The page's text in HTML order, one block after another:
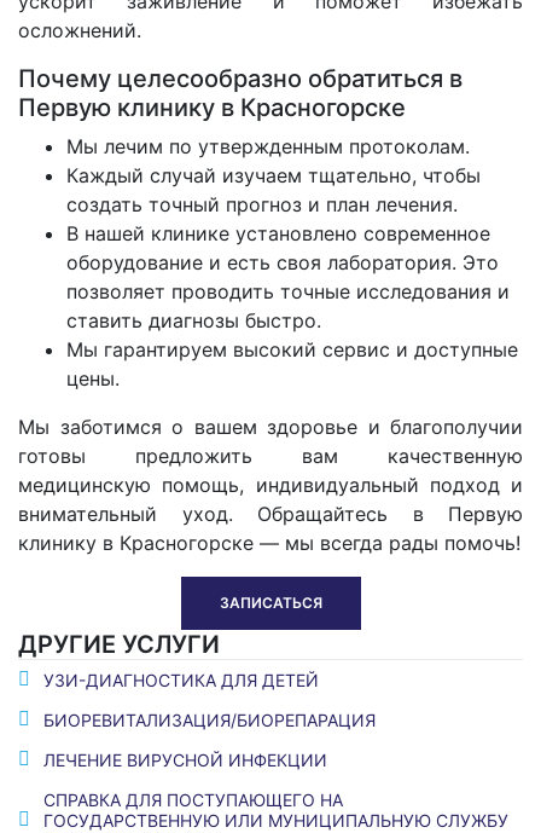
осложнений.
Почему целесообразно обратиться в
Первую клинику в Красногорске
Мы лечим по утвержденным протоколам.
Каждый случай изучаем тщательно, чтобы
создать точный прогноз и план лечения.
В нашей клинике установлено современное
оборудование и есть своя лаборатория. Это
позволяет проводить точные исследования и
ставить диагнозы быстро.
Мы гарантируем высокий сервис и доступные
цены.
Мы заботимся о вашем здоровье и благополучии
готовы предложить вам качественную
медицинскую помощь, индивидуальный подход и
внимательный уход. Обращайтесь в Первую
клинику в Красногорске — мы всегда рады помочь!
ЗАПИСАТЬСЯ
ДРУГИЕ УСЛУГИ
УЗИ-ДИАГНОСТИКА ДЛЯ ДЕТЕЙ
БИОРЕВИТАЛИЗАЦИЯ/БИОРЕПАРАЦИЯ
ЛЕЧЕНИЕ ВИРУСНОЙ ИНФЕКЦИИ
СПРАВКА ДЛЯ ПОСТУПАЮЩЕГО НА
ГОСУДАРСТВЕННУЮ ИЛИ МУНИЦИПАЛЬНУЮ СЛУЖБУ